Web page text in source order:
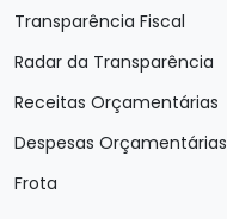
Transparência Fiscal
Radar da Transparência
Receitas Orçamentárias
Despesas Orçamentárias
Frota